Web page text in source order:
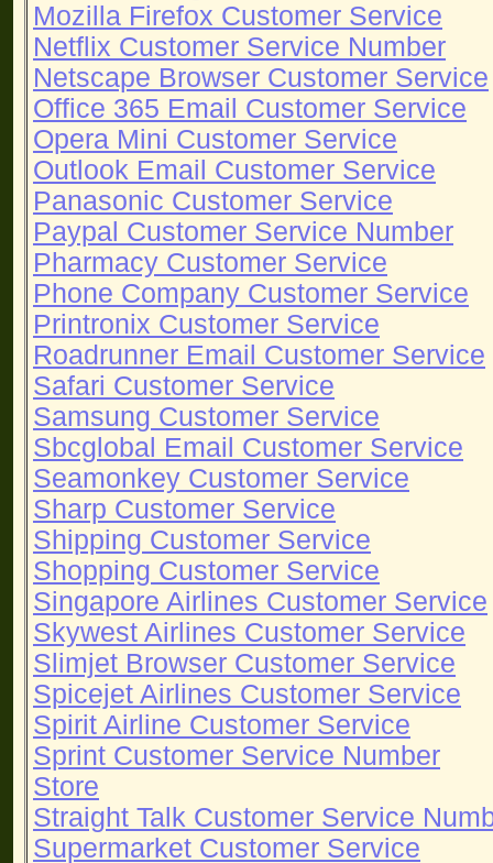
Mozilla Firefox Customer Service
Netflix Customer Service Number
Netscape Browser Customer Service
Office 365 Email Customer Service
Opera Mini Customer Service
Outlook Email Customer Service
Panasonic Customer Service
Paypal Customer Service Number
Pharmacy Customer Service
Phone Company Customer Service
Printronix Customer Service
Roadrunner Email Customer Service
Safari Customer Service
Samsung Customer Service
Sbcglobal Email Customer Service
Seamonkey Customer Service
Sharp Customer Service
Shipping Customer Service
Shopping Customer Service
Singapore Airlines Customer Service
Skywest Airlines Customer Service
Slimjet Browser Customer Service
Spicejet Airlines Customer Service
Spirit Airline Customer Service
Sprint Customer Service Number
Store
Straight Talk Customer Service
Supermarket Customer Service